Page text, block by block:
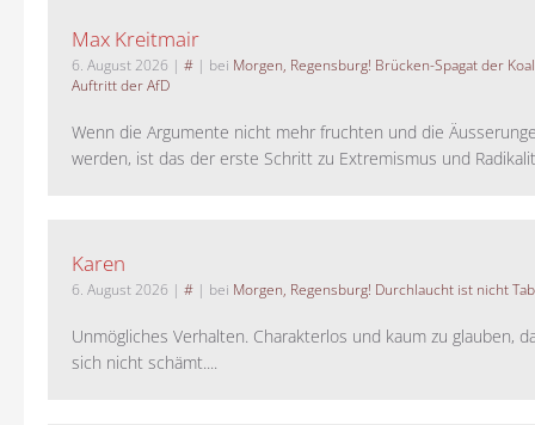
Max Kreitmair
6. August 2026 | # | bei Morgen, Regensburg! Brücken-Spagat der
Auftritt der AfD
Wenn die Argumente nicht mehr fruchten und die
werden, ist das der erste Schritt zu Extremismus und
Karen
6. August 2026 | # | bei Morgen, Regensburg! Durchlaucht ist nicht
Unmögliches Verhalten. Charakterlos und kaum zu glauben,
sich nicht schämt....